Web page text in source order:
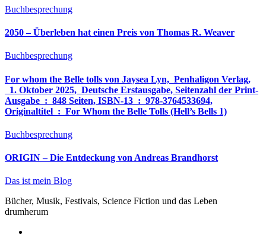
Buchbesprechung
2050 – Überleben hat einen Preis von Thomas R. Weaver
Buchbesprechung
For whom the Belle tolls von Jaysea Lyn, ‎ Penhaligon Verlag,
‎ 1. Oktober 2025, ‎ Deutsche Erstausgabe, Seitenzahl der Print-
Ausgabe ‏ : ‎ 848 Seiten, ISBN-13 ‏ : ‎ 978-3764533694,
Originaltitel ‏ : ‎ For Whom the Belle Tolls (Hell’s Bells 1)
Buchbesprechung
ORIGIN – Die Entdeckung von Andreas Brandhorst
Das ist mein Blog
Bücher, Musik, Festivals, Science Fiction und das Leben
drumherum